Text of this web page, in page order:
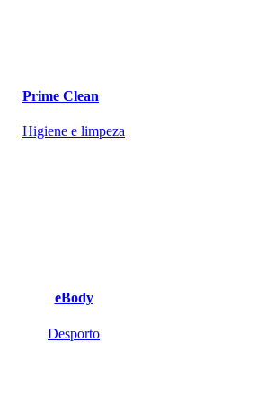
Prime Clean
Higiene e limpeza
eBody
Desporto